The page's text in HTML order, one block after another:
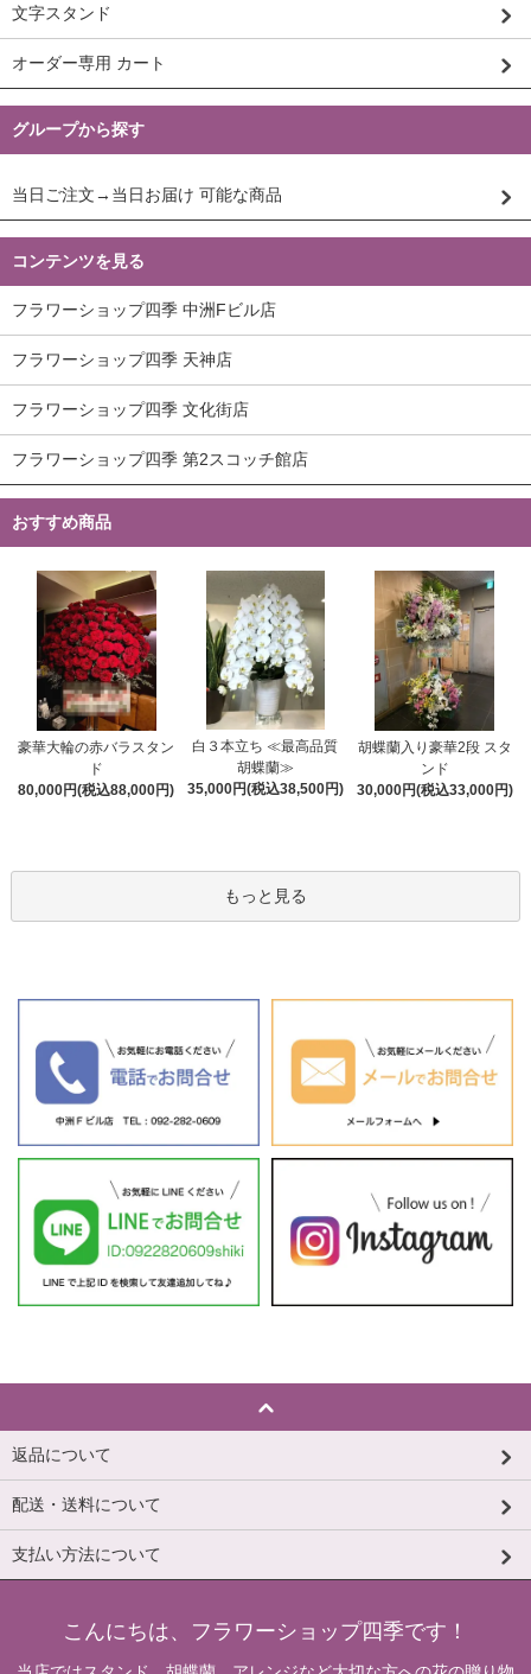
文字スタンド
オーダー専用 カート
グループから探す
当日ご注文→当日お届け 可能な商品
コンテンツを見る
フラワーショップ四季 中洲Fビル店
フラワーショップ四季 天神店
フラワーショップ四季 文化街店
フラワーショップ四季 第2スコッチ館店
おすすめ商品
豪華大輪の赤バラスタン
ド
80,000円(税込88,000円)
白３本立ち ≪最高品質
胡蝶蘭≫
35,000円(税込38,500円)
胡蝶蘭入り豪華2段 スタ
ンド
30,000円(税込33,000円)
もっと見る
返品について
配送・送料について
支払い方法について
こんにちは、フラワーショップ四季です！